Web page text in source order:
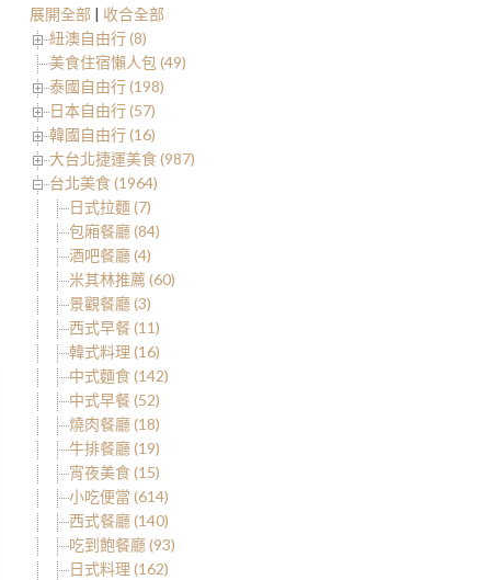
展開全部 | 收合全部
紐澳自由行 (8)
美食住宿懶人包 (49)
泰國自由行 (198)
日本自由行 (57)
韓國自由行 (16)
大台北捷運美食 (987)
台北美食 (1964)
日式拉麵 (7)
包廂餐廳 (84)
酒吧餐廳 (4)
米其林推薦 (60)
景觀餐廳 (3)
西式早餐 (11)
韓式料理 (16)
中式麵食 (142)
中式早餐 (52)
燒肉餐廳 (18)
牛排餐廳 (19)
宵夜美食 (15)
小吃便當 (614)
西式餐廳 (140)
吃到飽餐廳 (93)
日式料理 (162)